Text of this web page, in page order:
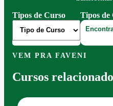
Tipos de Curso
Tipos de
VEM PRA FAVENI
Cursos